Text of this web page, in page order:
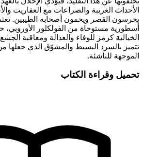
الغريبة والصراعات مع العفاريت
القصر ويحمون أصحابه الطيبين.
مستوحاة من الفولكلور الأوروبي،
كرمز للوفاء والعدالة ومعاقبة
بالسرد البسيط والمشوّق الذي جعلها
للناشئة.
وقراءة الكتاب